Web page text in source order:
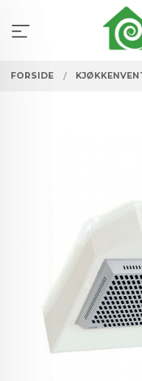
innholdet
FORSIDE